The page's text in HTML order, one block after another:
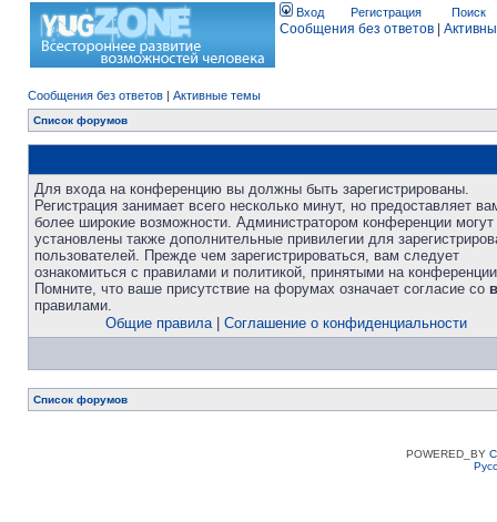
Вход Регистрация Поиск
Сообщения без ответов
Сообщения без ответов | Активные темы
Список форумов
Для входа на конференцию вы должны быть зарегистрированы.
Регистрация занимает всего несколько минут, но предоставляет
более широкие возможности. Администратором конференции
установлены также дополнительные привилегии для
пользователей. Прежде чем зарегистрироваться, вам следует
ознакомиться с правилами и политикой, принятыми на
Помните, что ваше присутствие на форумах означает согласие со
правилами.
Общие правила| Соглашение о конфиденциальности
Список форумов
POWERED_BY